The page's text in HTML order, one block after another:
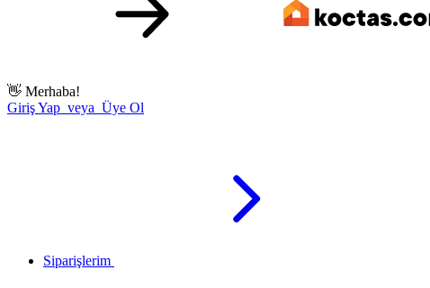
👋 Merhaba!
Giriş Yap veya Üye Ol
Siparişlerim